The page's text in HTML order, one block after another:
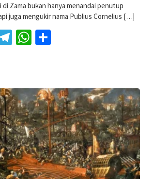
di Zama bukan hanya menandai penutup
juga mengukir nama Publius Cornelius […]
Telegram
WhatsApp